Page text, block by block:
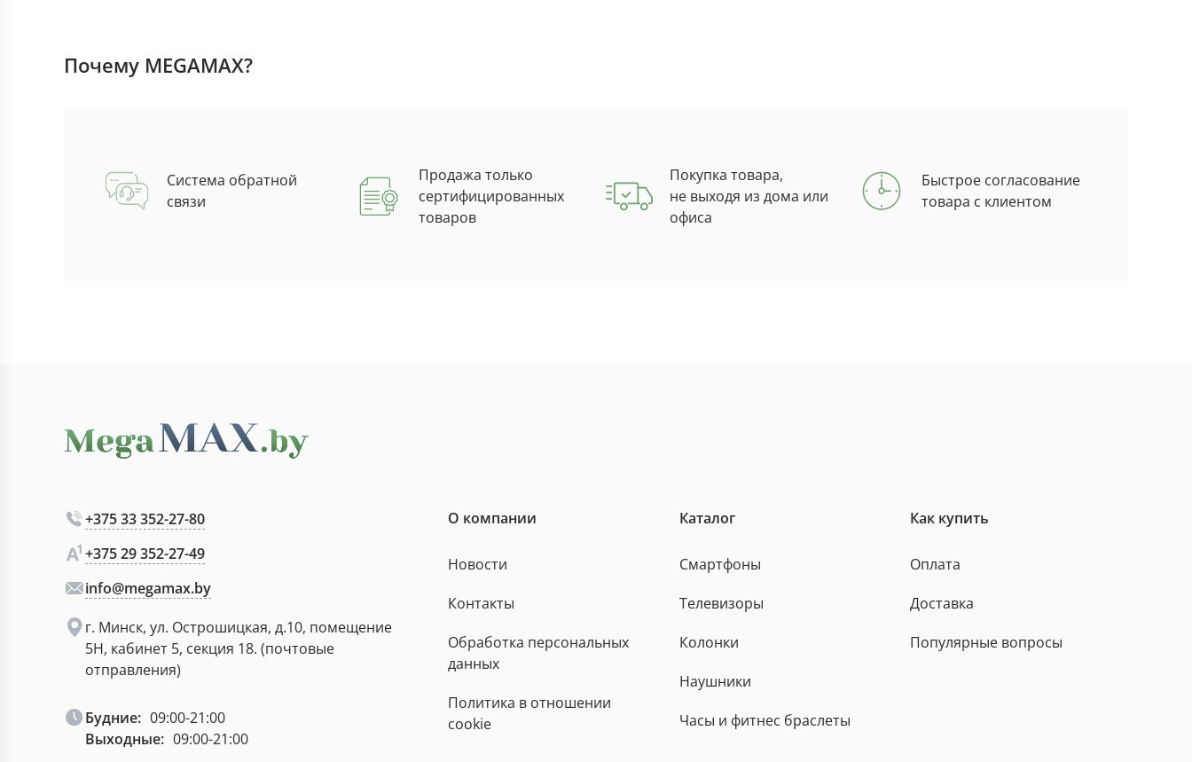
Почему MEGAMAX?
Система обратной
связи
Продажа только
сертифицированных
товаров
Покупка товара,
не выходя из дома или
офиса
Быстрое согласование
товара с клиентом
+375 33 352-27-80
+375 29 352-27-49
info@megamax.by
г. Минск, ул. Острошицкая, д.10, помещение
5Н, кабинет 5, секция 18. (почтовые
отправления)
Будние: 09:00-21:00
Выходные: 09:00-21:00
О компании
Новости
Контакты
Обработка персональных
данных
Политика в отношении
cookie
Каталог
Смартфоны
Телевизоры
Колонки
Наушники
Часы и фитнес браслеты
Как купить
Оплата
Доставка
Популярные вопросы